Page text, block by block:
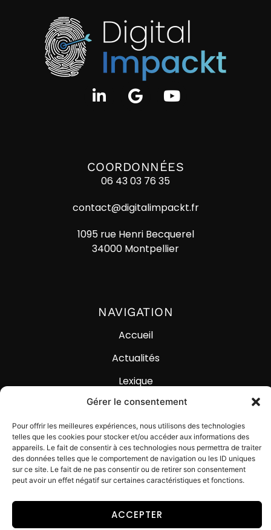
Gérer le consentement
Pour offrir les meilleures expériences, nous utilisons des technologies
telles que les cookies pour stocker et/ou accéder aux informations des
appareils. Le fait de consentir à ces technologies nous permettra de traiter
des données telles que le comportement de navigation ou les ID uniques
sur ce site. Le fait de ne pas consentir ou de retirer son consentement
peut avoir un effet négatif sur certaines caractéristiques et fonctions.
ACCEPTER
COORDONNÉES
06 43 03 76 35
contact@digitalimpackt.fr
1095 rue Henri Becquerel
34000 Montpellier
NAVIGATION
Accueil
Actualités
Lexique
Contact
© Digital Impackt
Politique de confidentialité